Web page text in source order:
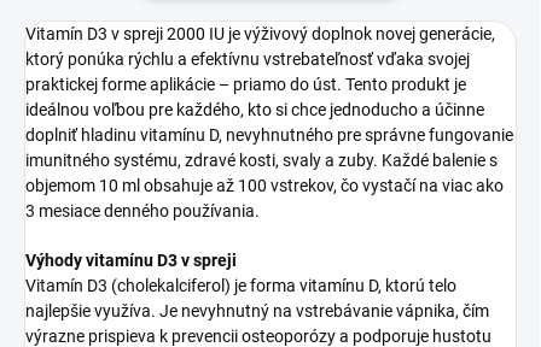
Vitamín D3 v spreji 2000 IU je výživový doplnok novej generácie,
ktorý ponúka rýchlu a efektívnu vstrebateľnosť vďaka svojej
praktickej forme aplikácie – priamo do úst. Tento produkt je
ideálnou voľbou pre každého, kto si chce jednoducho a účinne
doplniť hladinu vitamínu D, nevyhnutného pre správne fungovanie
imunitného systému, zdravé kosti, svaly a zuby. Každé balenie s
objemom 10 ml obsahuje až 100 vstrekov, čo vystačí na viac ako
3 mesiace denného používania.
Výhody vitamínu D3 v spreji
Vitamín D3 (cholekalciferol) je forma vitamínu D, ktorú telo
najlepšie využíva. Je nevyhnutný na vstrebávanie vápnika, čím
výrazne prispieva k prevencii osteoporózy a podporuje hustotu